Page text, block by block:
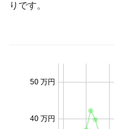
りです。
40 万円
50 万円